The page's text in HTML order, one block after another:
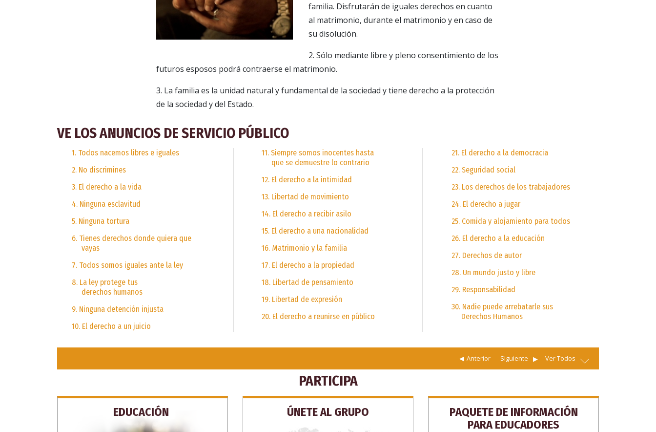
familia. Disfrutarán de iguales derechos en cuanto
al matrimonio, durante el matrimonio y en caso de
su disolución.
2. Sólo mediante libre y pleno consentimiento de los
futuros esposos podrá contraerse el matrimonio.
3. La familia es la unidad natural y fundamental de la sociedad y tiene derecho a la protección
de la sociedad y del Estado.
VE LOS ANUNCIOS DE SERVICIO PÚBLICO
1. Todos nacemos libres e iguales
2. No discrimines
3. El derecho a la vida
4. Ninguna esclavitud
5. Ninguna tortura
6. Tienes derechos donde quiera que
vayas
7. Todos somos iguales ante la ley
8. La ley protege tus
derechos humanos
9. Ninguna detención injusta
10. El derecho a un juicio
11. Siempre somos inocentes hasta
que se demuestre lo contrario
12. El derecho a la intimidad
13. Libertad de movimiento
14. El derecho a recibir asilo
15. El derecho a una nacionalidad
16. Matrimonio y la familia
17. El derecho a la propiedad
18. Libertad de pensamiento
19. Libertad de expresión
20. El derecho a reunirse en público
21. El derecho a la democracia
22. Seguridad social
23. Los derechos de los trabajadores
24. El derecho a jugar
25. Comida y alojamiento para todos
26. El derecho a la educación
27. Derechos de autor
28. Un mundo justo y libre
29. Responsabilidad
30. Nadie puede arrebatarle sus
Derechos Humanos
Siguiente
Anterior Ver Todos
PARTICIPA
EDUCACIÓN ÚNETE AL GRUPO
PAQUETE DE INFORMACIÓN
PARA EDUCADORES